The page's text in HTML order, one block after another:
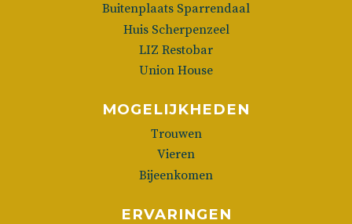
Buitenplaats Sparrendaal
Huis Scherpenzeel
LIZ Restobar
Union House
MOGELIJKHEDEN
Trouwen
Vieren
Bijeenkomen
ERVARINGEN